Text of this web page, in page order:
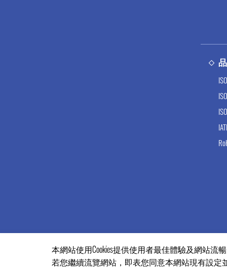
隱私權政策 © 千里眼精密部件股份有限公司 版權所有
本網站使用Cookies提供使用者最佳體驗及網站流
若您繼續流覽網站，即表您同意本網站現有設定並